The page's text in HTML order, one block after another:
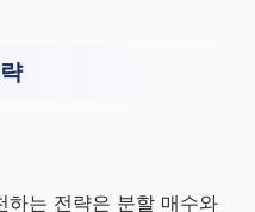
하는 전략은 분할 매수와